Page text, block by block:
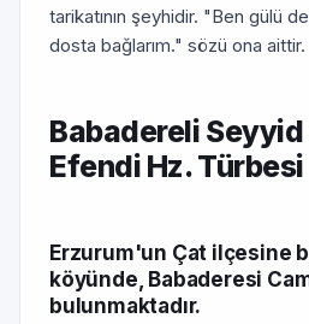
tarikatının şeyhidir. "Ben gülü
dosta bağlarım." sözü ona aittir.
Babadereli
Efendi Hz. Türbesi
Erzurum'un Çat ilçesine
köyünde, Babaderesi
bulunmaktadır.